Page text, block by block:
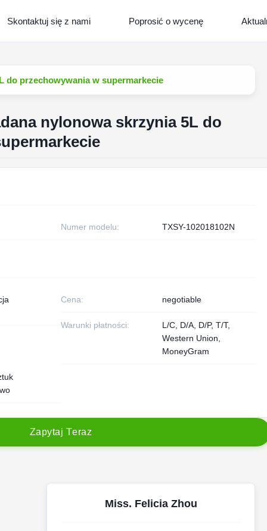
Skontaktuj się z nami Poprosić o wycenę
do przechowywania w supermarkecie
nylonowa skrzynia 5L do
Numer modelu: TXSY-102018102N
Cena: negotiable
Warunki płatności:
L/C, D/A, D/P, T/T,
Western Union,
MoneyGram
Zapytaj Teraz
Miss. Felicia Zhou